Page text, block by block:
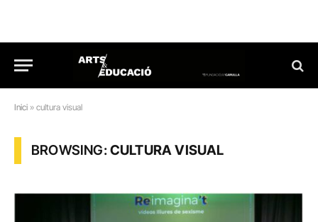
Inici » cultura visual
BROWSING:CULTURA VISUAL